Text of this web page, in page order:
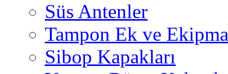
Süs Antenler
Tampon Ek ve
Sibop Kapakları